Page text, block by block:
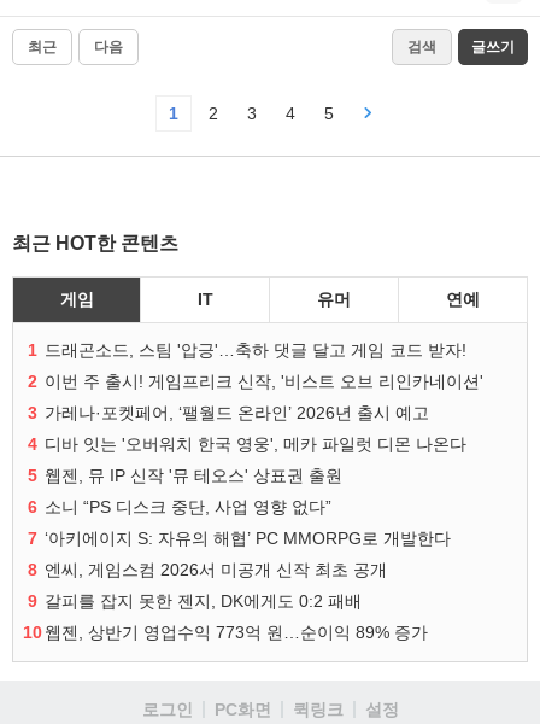
최근 다음 검색 글쓰기
1 2 3 4 5
최근 HOT한 콘텐츠
게임 IT 유머 연예
1 드래곤소드, 스팀 '압긍'…축하 댓글 달고 게임 코드 받자!
2 이번 주 출시! 게임프리크 신작, '비스트 오브 리인카네이션'
3 가레나·포켓페어, ‘팰월드 온라인’ 2026년 출시 예고
4 디바 잇는 '오버워치 한국 영웅', 메카 파일럿 디몬 나온다
5 웹젠, 뮤 IP 신작 '뮤 테오스' 상표권 출원
6 소니 “PS 디스크 중단, 사업 영향 없다”
7 ‘아키에이지 S: 자유의 해협’ PC MMORPG로 개발한다
8 엔씨, 게임스컴 2026서 미공개 신작 최초 공개
9 갈피를 잡지 못한 젠지, DK에게도 0:2 패배
10웹젠, 상반기 영업수익 773억 원…순이익 89% 증가
로그인 PC화면 퀵링크
설정